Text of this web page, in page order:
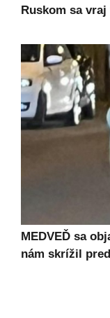
Ruskom sa
MEDVEĎ sa
nám skrížil